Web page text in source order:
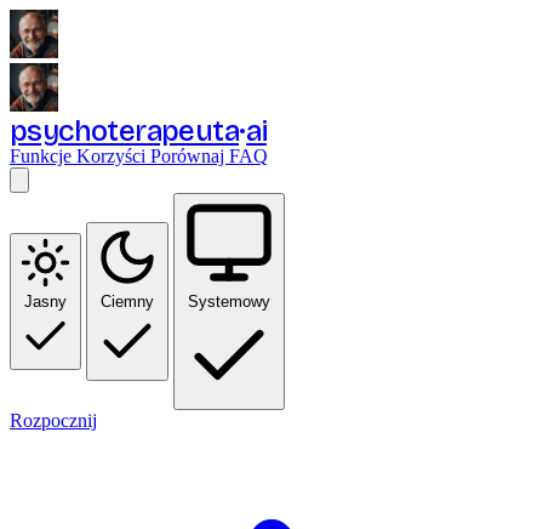
psychoterapeuta ai
Funkcje Korzyści Porównaj FAQ
Jasny Ciemny Systemowy
Rozpocznij